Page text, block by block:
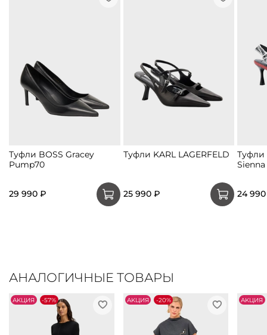
Туфли BOSS Gracey
Pump70
29 990 ₽
Туфли KARL LAGERFELD
25 990 ₽
Туфли
24
АНАЛОГИЧНЫЕ ТОВАРЫ
АKЦИЯ -57% АKЦИЯ -20% АKЦИЯ